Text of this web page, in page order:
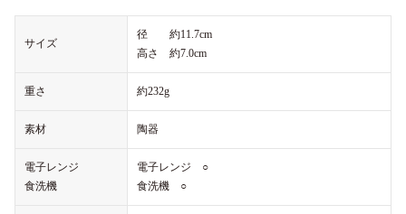
サイズ
径 約11.7cm
高さ 約7.0cm
重さ 約232g
素材 陶器
電子レンジ
食洗機
電子レンジ ○
食洗機 ○